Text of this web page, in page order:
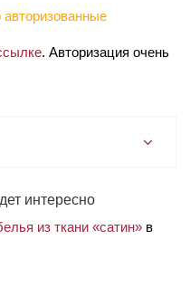
. Авторизация очень
интересно
из ткани «сатин» в